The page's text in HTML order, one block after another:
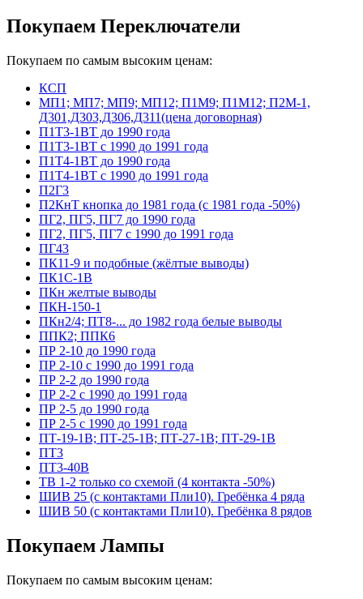
Покупаем Переключатели
Покупаем по самым высоким ценам:
КСП
МП1; МП7; МП9; МП12; П1М9; П1М12; П2М-1,
Д301,Д303,Д306,Д311(цена договорная)
П1Т3-1ВТ до 1990 года
П1Т3-1ВТ с 1990 до 1991 года
П1Т4-1ВТ до 1990 года
П1Т4-1ВТ с 1990 до 1991 года
П2Г3
П2КнТ кнопка до 1981 года (с 1981 года -50%)
ПГ2, ПГ5, ПГ7 до 1990 года
ПГ2, ПГ5, ПГ7 с 1990 до 1991 года
ПГ43
ПК11-9 и подобные (жёлтые выводы)
ПК1С-1В
ПКн желтые выводы
ПКН-150-1
ПКн2/4; ПТ8-... до 1982 года белые выводы
ППК2; ППК6
ПР 2-10 до 1990 года
ПР 2-10 с 1990 до 1991 года
ПР 2-2 до 1990 года
ПР 2-2 с 1990 до 1991 года
ПР 2-5 до 1990 года
ПР 2-5 с 1990 до 1991 года
ПТ-19-1В; ПТ-25-1В; ПТ-27-1В; ПТ-29-1В
ПТ3
ПТ3-40В
ТВ 1-2 только со схемой (4 контакта -50%)
ШИВ 25 (с контактами Пли10). Гребёнка 4 ряда
ШИВ 50 (с контактами Пли10). Гребёнка 8 рядов
Покупаем Лампы
Покупаем по самым высоким ценам: